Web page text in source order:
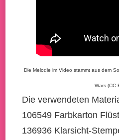
Die Melodie im Video stammt aus dem
Wars (CC
Die verwendeten
106549 Farbkarton
136936 Klarsicht-